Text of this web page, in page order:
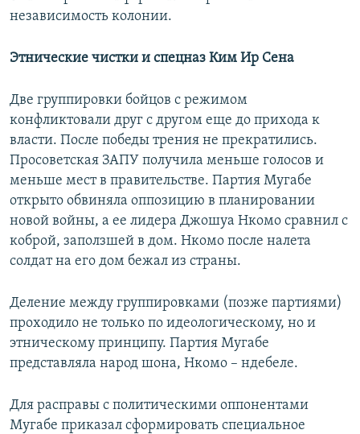
независимость колонии.
Этнические чистки и спецназ Ким Ир Сена
Две группировки бойцов с режимом
конфликтовали друг с другом еще до прихода к
власти. После победы трения не прекратились.
Просоветская ЗАПУ получила меньше голосов и
меньше мест в правительстве. Партия Мугабе
открыто обвиняла оппозицию в планировании
новой войны, а ее лидера Джошуа Нкомо сравнил с
коброй, заползшей в дом. Нкомо после налета
солдат на его дом бежал из страны.
Деление между группировками (позже партиями)
проходило не только по идеологическому, но и
этническому принципу. Партия Мугабе
представляла народ шона, Нкомо – ндебеле.
Для расправы с политическими оппонентами
Мугабе приказал сформировать специальное